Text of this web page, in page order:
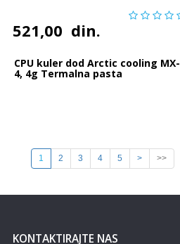
521,00 din.
CPU kuler dod Arctic cooling MX-
4, 4g Termalna pasta
1 2 3 4 5 > >>
KONTAKTIRAJTE NAS